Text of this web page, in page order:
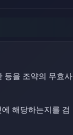
등을 조약의 무효사
해당하는지를 검